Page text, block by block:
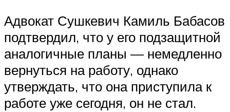
Адвокат Сушкевич Камиль Бабасов
подтвердил, что у его подзащитной
аналогичные планы — немедленно
вернуться на работу, однако
утверждать, что она приступила к
работе уже сегодня, он не стал.